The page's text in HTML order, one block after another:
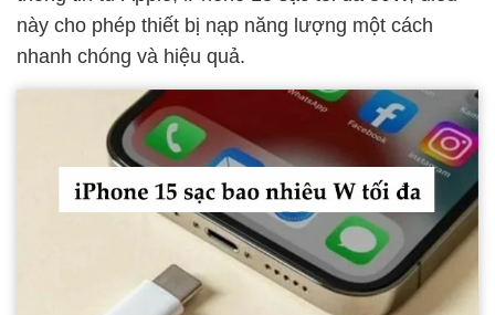
này cho phép thiết bị nạp năng lượng một cách
nhanh chóng và hiệu quả.